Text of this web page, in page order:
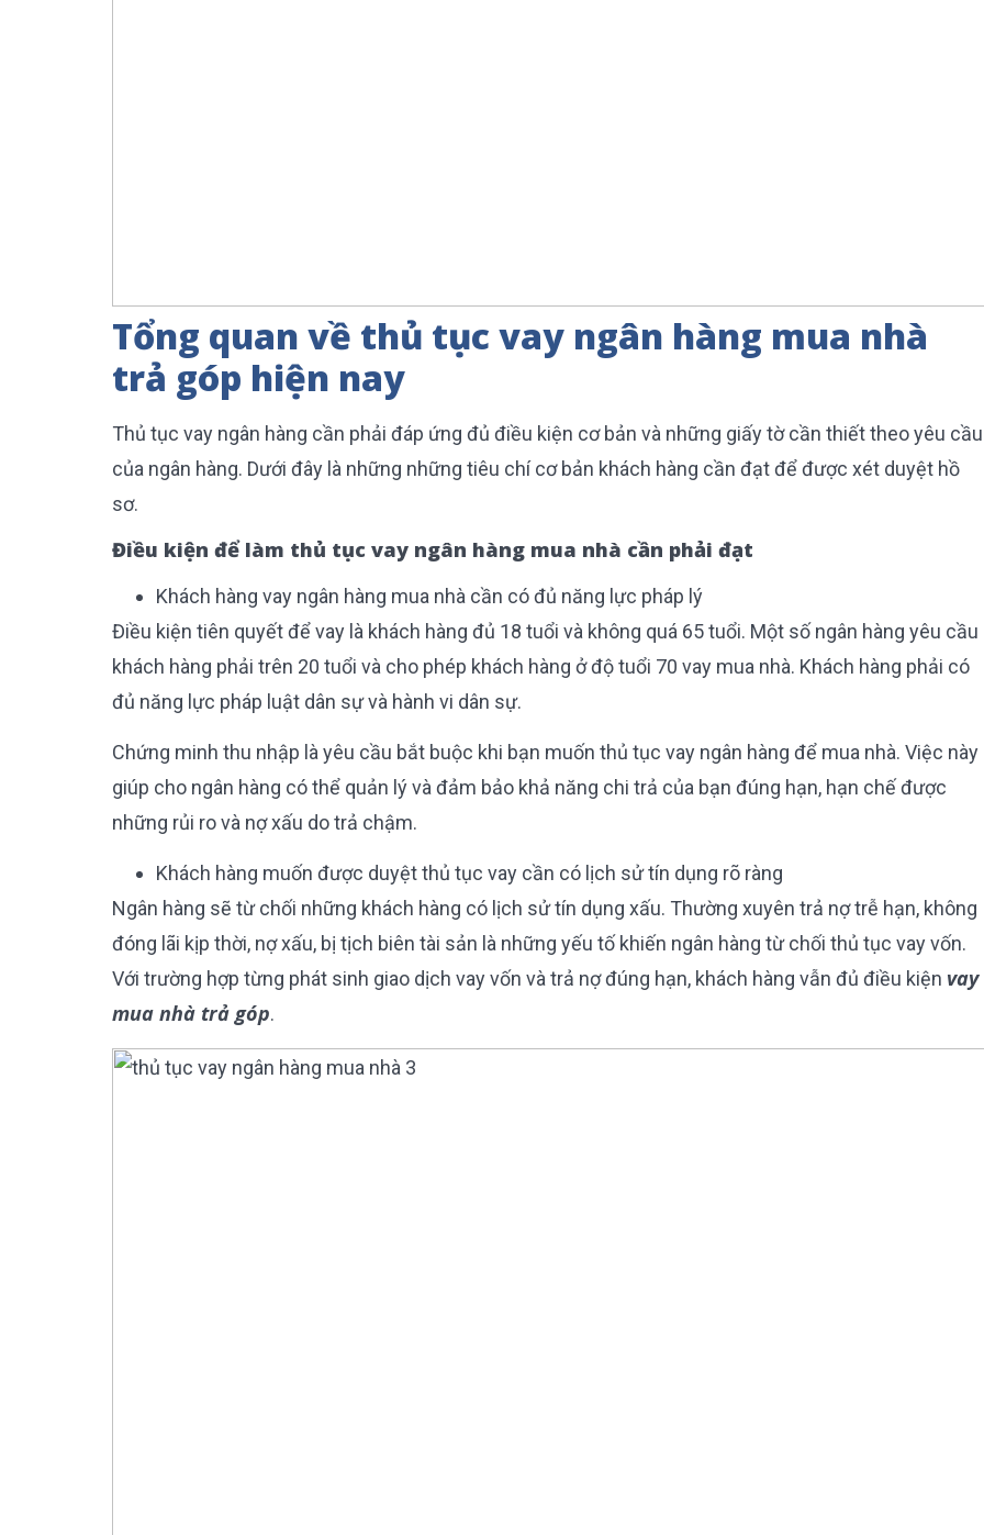
Tổng quan về thủ tục vay ngân hàng mua nhà
trả góp hiện nay
Thủ tục vay ngân hàng cần phải đáp ứng đủ điều kiện cơ bản và những giấy tờ cần thiết theo yêu cầu
của ngân hàng. Dưới đây là những những tiêu chí cơ bản khách hàng cần đạt để được xét duyệt hồ
sơ.
Điều kiện để làm thủ tục vay ngân hàng mua nhà cần phải đạt
Khách hàng vay ngân hàng mua nhà cần có đủ năng lực pháp lý
Điều kiện tiên quyết để vay là khách hàng đủ 18 tuổi và không quá 65 tuổi. Một số ngân hàng yêu cầu
khách hàng phải trên 20 tuổi và cho phép khách hàng ở độ tuổi 70 vay mua nhà. Khách hàng phải có
đủ năng lực pháp luật dân sự và hành vi dân sự.
Chứng minh thu nhập là yêu cầu bắt buộc khi bạn muốn thủ tục vay ngân hàng để mua nhà. Việc này
giúp cho ngân hàng có thể quản lý và đảm bảo khả năng chi trả của bạn đúng hạn, hạn chế được
những rủi ro và nợ xấu do trả chậm.
Khách hàng muốn được duyệt thủ tục vay cần có lịch sử tín dụng rõ ràng
Ngân hàng sẽ từ chối những khách hàng có lịch sử tín dụng xấu. Thường xuyên trả nợ trễ hạn, không
đóng lãi kịp thời, nợ xấu, bị tịch biên tài sản là những yếu tố khiến ngân hàng từ chối thủ tục vay vốn.
Với trường hợp từng phát sinh giao dịch vay vốn và trả nợ đúng hạn, khách hàng vẫn đủ điều kiện vay
mua nhà trả góp.